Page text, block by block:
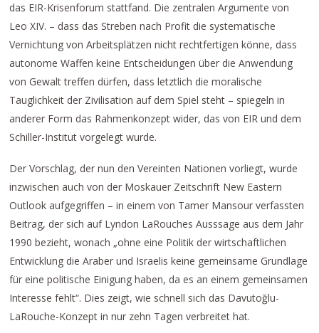
das EIR-Krisenforum stattfand. Die zentralen Argumente von
Leo XIV. – dass das Streben nach Profit die systematische
Vernichtung von Arbeitsplätzen nicht rechtfertigen könne, dass
autonome Waffen keine Entscheidungen über die Anwendung
von Gewalt treffen dürfen, dass letztlich die moralische
Tauglichkeit der Zivilisation auf dem Spiel steht – spiegeln in
anderer Form das Rahmenkonzept wider, das von EIR und dem
Schiller-Institut vorgelegt wurde.
Der Vorschlag, der nun den Vereinten Nationen vorliegt, wurde
inzwischen auch von der Moskauer Zeitschrift New Eastern
Outlook aufgegriffen – in einem von Tamer Mansour verfassten
Beitrag, der sich auf Lyndon LaRouches Ausssage aus dem Jahr
1990 bezieht, wonach „ohne eine Politik der wirtschaftlichen
Entwicklung die Araber und Israelis keine gemeinsame Grundlage
für eine politische Einigung haben, da es an einem gemeinsamen
Interesse fehlt“. Dies zeigt, wie schnell sich das Davutoğlu-
LaRouche-Konzept in nur zehn Tagen verbreitet hat.